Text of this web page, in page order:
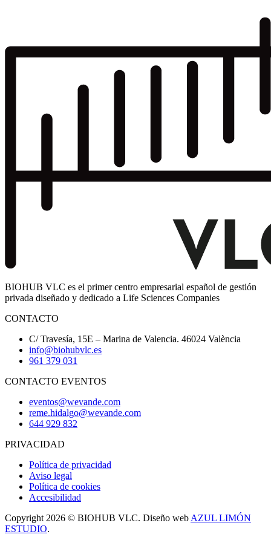
BIOHUB VLC es el primer centro empresarial español de gestión
privada diseñado y dedicado a Life Sciences Companies
CONTACTO
C/ Travesía, 15E – Marina de Valencia. 46024 València
info@biohubvlc.es
961 379 031
CONTACTO EVENTOS
eventos@wevande.com
reme.hidalgo@wevande.com
644 929 832
PRIVACIDAD
Política de privacidad
Aviso legal
Política de cookies
Accesibilidad
Copyright 2026 © BIOHUB VLC. Diseño web AZUL LIMÓN
ESTUDIO.